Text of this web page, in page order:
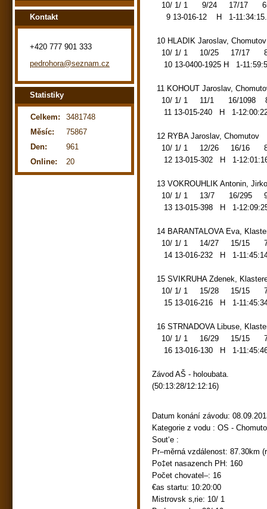
10/ 1/ 1 9/24 17/17
9 13-016-12 H 1-
10 HLADIK Jaroslav,
10/ 1/ 1 10/25 17/17
10 13-0400-1925 H 1-
11 KOHOUT Jaroslav,
10/ 1/ 1 11/1 16/1098
11 13-015-240 H 1-
12 RYBA Jaroslav,
10/ 1/ 1 12/26 16/16
12 13-015-302 H 1-
13 VOKROUHLIK Antonin,
10/ 1/ 1 13/7 16/295
13 13-015-398 H 1-
14 BARANTALOVA Eva,
10/ 1/ 1 14/27 15/15
14 13-016-232 H 1-
15 SVIKRUHA Zdenek,
10/ 1/ 1 15/28 15/15
15 13-016-216 H 1-
16 STRNADOVA Libuse,
10/ 1/ 1 16/29 15/15
16 13-016-130 H 1-
Závod AŠ - holoubata.
(50:13:28/12:12:16)
Datum konání závodu:
Kategorie z vodu : OS -
Sout‘e :
Pr–měrná vzdálenost: 87.30km
Po‡et nasazench PH: 160
Počet chovatel–: 16
€as startu: 10:20:00
Mistrovsk s‚rie: 10/ 1
Kontakt
+420 777 901 333
pedrohora@seznam.cz
Statistiky
Online: 20
Celkem:
3481748
Měsíc:
75867
Den:
961